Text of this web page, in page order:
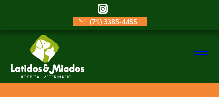
(71) 3385-4455